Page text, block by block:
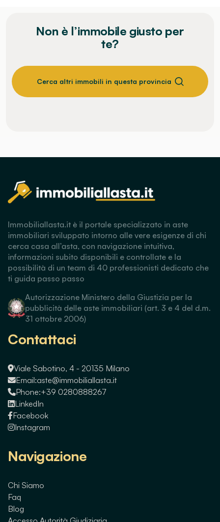
Non è l’immobile giusto per
te?
Cerca altri immobili in questa provincia
Immobiliallasta.it è il portale specializzato in aste
immobiliari sviluppato intorno alle vere esigenze di chi
cerca casa all’asta, con navigazione intuitiva,
informazioni subito disponibili e controllate e la
possibilità di un team di 40 professionisti dedicato che
ti guida passo passo
Autorizzazione Ministero della Giustizia per la
pubblicità delle aste immobiliari (art. 3 e 4 del d.m.
31 ottobre 2006)
Contattaci
Viale Sabotino, 4 - 20135 Milano
Email:aste@immobiliallasta.it
Phone:+39 0280888267
LinkedIn
Facebook
Instagram
Navigazione
Chi Siamo
Faq
Blog